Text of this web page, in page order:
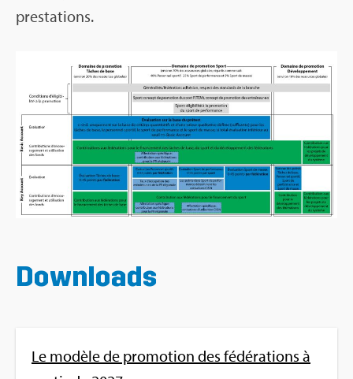
pres­ta­tions.
Down­loads
Le modèle de pro­mo­tion des fédé­ra­tions à